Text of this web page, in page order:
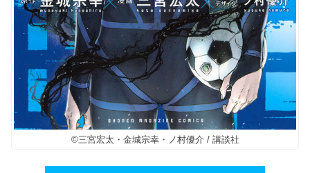
©三宮宏太・金城宗幸・ノ村優介 / 講談社